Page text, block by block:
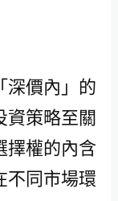
深價內」的
資策略至關
擇權的內含
不同市場環